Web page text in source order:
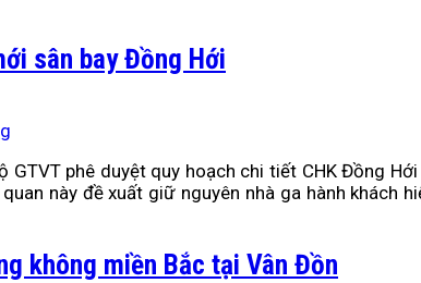
sân bay Đồng Hới
GTVT phê duyệt quy hoạch chi tiết CHK Đồng
này đề xuất giữ nguyên nhà ga hành khách
không miền Bắc tại Vân Đồn